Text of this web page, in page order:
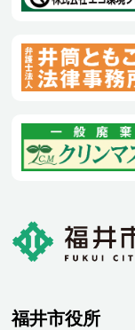
福井市役所